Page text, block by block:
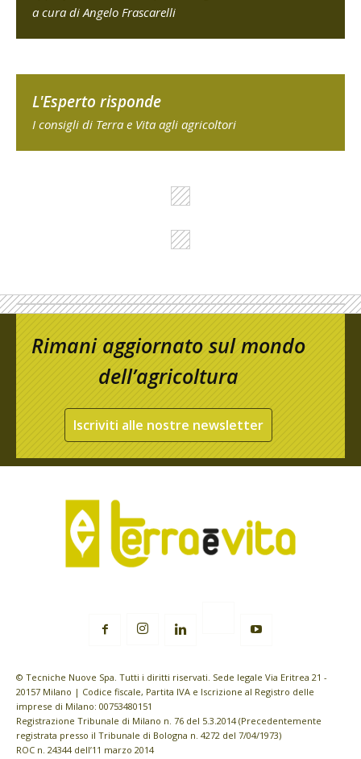
a cura di Angelo Frascarelli
L'Esperto risponde
I consigli di Terra e Vita agli agricoltori
Rimani aggiornato sul mondo
dell’agricoltura
Iscriviti alle nostre newsletter
© Tecniche Nuove Spa. Tutti i diritti riservati. Sede legale Via Eritrea 21 -
20157 Milano | Codice fiscale, Partita IVA e Iscrizione al Registro delle
imprese di Milano: 00753480151
Registrazione Tribunale di Milano n. 76 del 5.3.2014 (Precedentemente
registrata presso il Tribunale di Bologna n. 4272 del 7/04/1973)
ROC n. 24344 dell’11 marzo 2014